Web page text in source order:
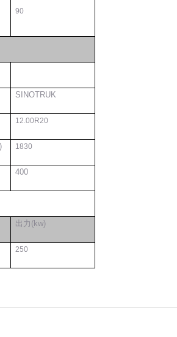
90
SINOTRUK
12.00R20
1830
400
出力(kw)
250